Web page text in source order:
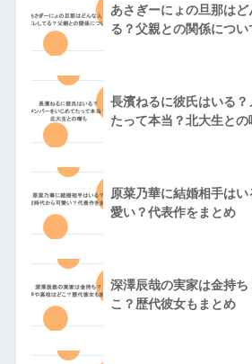
あさぎーにょの旦那は
る？父親との関係につい
長濱ねるに彼氏はいる
たって本当？北大生との
原菜乃華に結婚相手は
愛い？代表作をまとめ
深澤辰哉の実家は金持
こ？歴代彼女もまとめ